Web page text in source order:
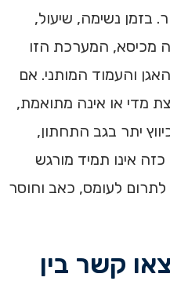
בזמן נשימה, שיעול,
מכיסא, המערכת הזו
והעמוד המותני. אם
מדי או אינה מתואמת,
יתר בגב התחתון,
כזה אינו תמיד מורגש
לתרום לעומס, כאב וחוסר
קשר בין